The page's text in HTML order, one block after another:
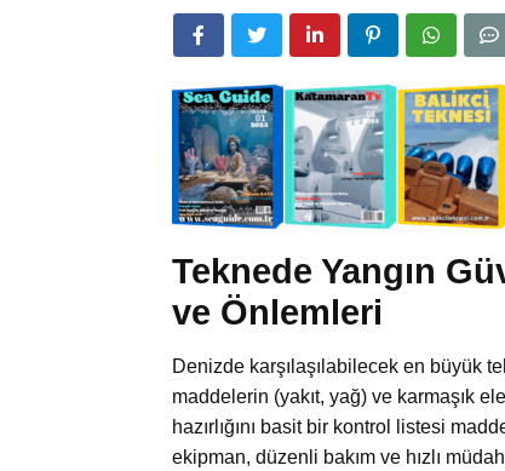
Teknede Yangın
ve Önlemleri
Denizde karşılaşılabilecek en büyük
maddelerin (yakıt, yağ) ve karmaşık
hazırlığını basit bir kontrol listesi
ekipman, düzenli bakım ve hızlı